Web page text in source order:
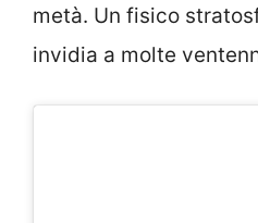
metà. Un fisico
invidia a molte